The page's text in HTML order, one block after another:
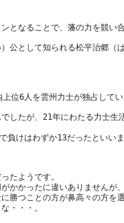
公として知られる松平治郷（
したが、21年にわたる力士生
たようです。
かかったに違いありませんが
勝つことの方が鼻高々の方を